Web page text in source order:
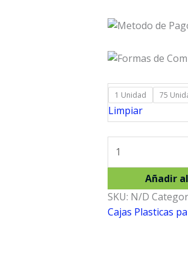
1 Unidad 75
Limpiar
KIMCHE
cantidad
Añadir
SKU: N/D
Cajas Plasticas